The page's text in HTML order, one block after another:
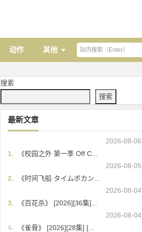
动作 其他
搜索
搜索
最新文章
2026-08-06
1.
《校园之外 第一季 Off C...
2026-08-05
2.
《时间飞船 タイムボカン...
2026-08-04
3.
《百花杀》 [2026][36集]...
2026-08-04
4.
《雀骨》 [2026][28集] [...